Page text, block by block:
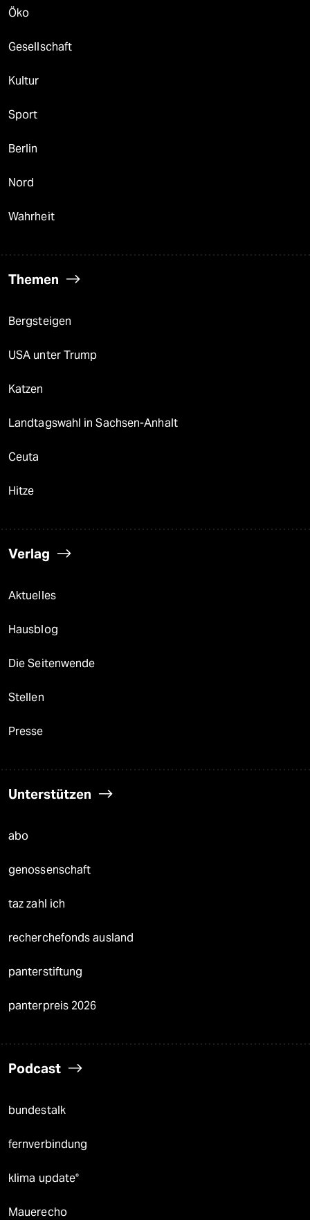
Öko
Gesellschaft
Kultur
Sport
Berlin
Nord
Wahrheit
Themen
Bergsteigen
USA unter Trump
Katzen
Landtagswahl in Sachsen-Anhalt
Ceuta
Hitze
Verlag
Aktuelles
Hausblog
Die Seitenwende
Stellen
Presse
Unterstützen
abo
genossenschaft
taz zahl ich
recherchefonds ausland
panterstiftung
panterpreis 2026
Podcast
bundestalk
fernverbindung
klima update°
Mauerecho